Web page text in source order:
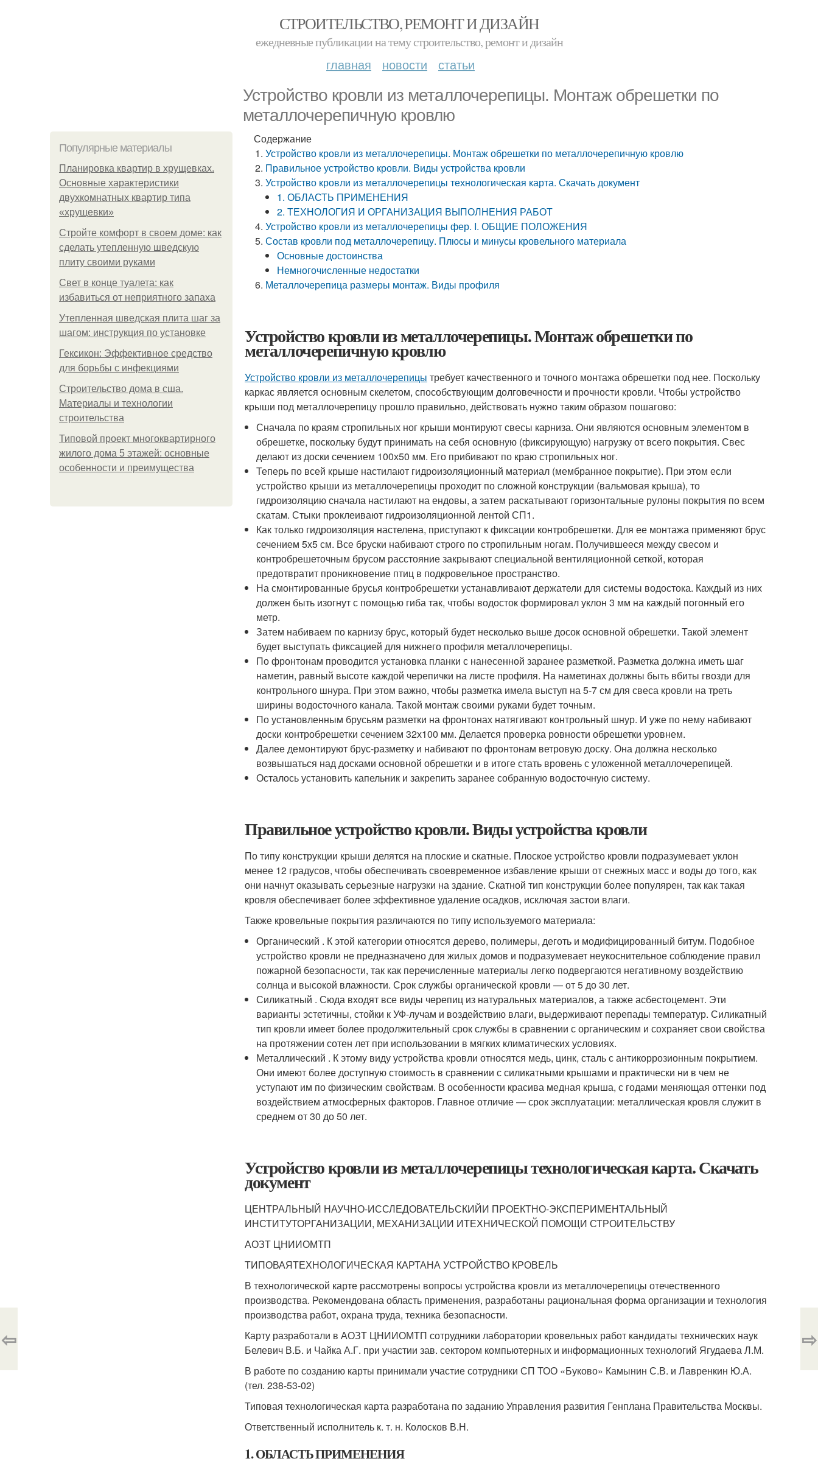
СТРОИТЕЛЬСТВО, РЕМОНТ И ДИЗАЙН
ежедневные публикации на тему строительство, ремонт и дизайн
главная новости статьи
Устройство кровли из металлочерепицы. Монтаж обрешетки по
металлочерепичную кровлю
Популярные материалы
Планировка квартир в хрущевках.
Основные характеристики
двухкомнатных квартир типа
«хрущевки»
Стройте комфорт в своем доме: как
сделать утепленную шведскую
плиту своими руками
Свет в конце туалета: как
избавиться от неприятного запаха
Утепленная шведская плита шаг за
шагом: инструкция по установке
Гексикон: Эффективное средство
для борьбы с инфекциями
Строительство дома в сша.
Материалы и технологии
строительства
Типовой проект многоквартирного
жилого дома 5 этажей: основные
особенности и преимущества
Содержание
Устройство кровли из металлочерепицы. Монтаж обрешетки по металлочерепичную кровлю
Правильное устройство кровли. Виды устройства кровли
Устройство кровли из металлочерепицы технологическая карта. Скачать документ
1. ОБЛАСТЬ ПРИМЕНЕНИЯ
2. ТЕХНОЛОГИЯ И ОРГАНИЗАЦИЯ ВЫПОЛНЕНИЯ РАБОТ
Устройство кровли из металлочерепицы фер. I. ОБЩИЕ ПОЛОЖЕНИЯ
Состав кровли под металлочерепицу. Плюсы и минусы кровельного материала
Основные достоинства
Немногочисленные недостатки
Металлочерепица размеры монтаж. Виды профиля
Устройство кровли из металлочерепицы. Монтаж обрешетки по
металлочерепичную кровлю
Устройство кровли из металлочерепицы требует качественного и точного монтажа обрешетки под нее. Поскольку
каркас является основным скелетом, способствующим долговечности и прочности кровли. Чтобы устройство
крыши под металлочерепицу прошло правильно, действовать нужно таким образом пошагово:
Сначала по краям стропильных ног крыши монтируют свесы карниза. Они являются основным элементом в
обрешетке, поскольку будут принимать на себя основную (фиксирующую) нагрузку от всего покрытия. Свес
делают из доски сечением 100х50 мм. Его прибивают по краю стропильных ног.
Теперь по всей крыше настилают гидроизоляционный материал (мембранное покрытие). При этом если
устройство крыши из металлочерепицы проходит по сложной конструкции (вальмовая крыша), то
гидроизоляцию сначала настилают на ендовы, а затем раскатывают горизонтальные рулоны покрытия по всем
скатам. Стыки проклеивают гидроизоляционной лентой СП1.
Как только гидроизоляция настелена, приступают к фиксации контробрешетки. Для ее монтажа применяют брус
сечением 5х5 см. Все бруски набивают строго по стропильным ногам. Получившееся между свесом и
контробрешеточным брусом расстояние закрывают специальной вентиляционной сеткой, которая
предотвратит проникновение птиц в подкровельное пространство.
На смонтированные брусья контробрешетки устанавливают держатели для системы водостока. Каждый из них
должен быть изогнут с помощью гиба так, чтобы водосток формировал уклон 3 мм на каждый погонный его
метр.
Затем набиваем по карнизу брус, который будет несколько выше досок основной обрешетки. Такой элемент
будет выступать фиксацией для нижнего профиля металлочерепицы.
По фронтонам проводится установка планки с нанесенной заранее разметкой. Разметка должна иметь шаг
наметин, равный высоте каждой черепички на листе профиля. На наметинах должны быть вбиты гвозди для
контрольного шнура. При этом важно, чтобы разметка имела выступ на 5-7 см для свеса кровли на треть
ширины водосточного канала. Такой монтаж своими руками будет точным.
По установленным брусьям разметки на фронтонах натягивают контрольный шнур. И уже по нему набивают
доски контробрешетки сечением 32х100 мм. Делается проверка ровности обрешетки уровнем.
Далее демонтируют брус-разметку и набивают по фронтонам ветровую доску. Она должна несколько
возвышаться над досками основной обрешетки и в итоге стать вровень с уложенной металлочерепицей.
Осталось установить капельник и закрепить заранее собранную водосточную систему.
Правильное устройство кровли. Виды устройства кровли
По типу конструкции крыши делятся на плоские и скатные. Плоское устройство кровли подразумевает уклон
менее 12 градусов, чтобы обеспечивать своевременное избавление крыши от снежных масс и воды до того, как
они начнут оказывать серьезные нагрузки на здание. Скатной тип конструкции более популярен, так как такая
кровля обеспечивает более эффективное удаление осадков, исключая застои влаги.
Также кровельные покрытия различаются по типу используемого материала:
Органический . К этой категории относятся дерево, полимеры, деготь и модифицированный битум. Подобное
устройство кровли не предназначено для жилых домов и подразумевает неукоснительное соблюдение правил
пожарной безопасности, так как перечисленные материалы легко подвергаются негативному воздействию
солнца и высокой влажности. Срок службы органической кровли — от 5 до 30 лет.
Силикатный . Сюда входят все виды черепиц из натуральных материалов, а также асбестоцемент. Эти
варианты эстетичны, стойки к УФ-лучам и воздействию влаги, выдерживают перепады температур. Силикатный
тип кровли имеет более продолжительный срок службы в сравнении с органическим и сохраняет свои свойства
на протяжении сотен лет при использовании в мягких климатических условиях.
Металлический . К этому виду устройства кровли относятся медь, цинк, сталь с антикоррозионным покрытием.
Они имеют более доступную стоимость в сравнении с силикатными крышами и практически ни в чем не
уступают им по физическим свойствам. В особенности красива медная крыша, с годами меняющая оттенки под
воздействием атмосферных факторов. Главное отличие — срок эксплуатации: металлическая кровля служит в
среднем от 30 до 50 лет.
Устройство кровли из металлочерепицы технологическая карта. Скачать
документ
ЦЕНТРАЛЬНЫЙ НАУЧНО-ИССЛЕДОВАТЕЛЬСКИЙИ ПРОЕКТНО-ЭКСПЕРИМЕНТАЛЬНЫЙ
ИНСТИТУТОРГАНИЗАЦИИ, МЕХАНИЗАЦИИ ИТЕХНИЧЕСКОЙ ПОМОЩИ СТРОИТЕЛЬСТВУ
АОЗТ ЦНИИОМТП
ТИПОВАЯТЕХНОЛОГИЧЕСКАЯ КАРТАНА УСТРОЙСТВО КРОВЕЛЬ
В технологической карте рассмотрены вопросы устройства кровли из металлочерепицы отечественного
производства. Рекомендована область применения, разработаны рациональная форма организации и технология
производства работ, охрана труда, техника безопасности.
Карту разработали в АОЗТ ЦНИИОМТП сотрудники лаборатории кровельных работ кандидаты технических наук
Белевич В.Б. и Чайка А.Г. при участии зав. сектором компьютерных и информационных технологий Ягудаева Л.М.
В работе по созданию карты принимали участие сотрудники СП ТОО «Буково» Камынин С.В. и Лавренкин Ю.А.
(тел. 238-53-02)
Типовая технологическая карта разработана по заданию Управления развития Генплана Правительства Москвы.
Ответственный исполнитель к. т. н. Колосков В.Н.
1. ОБЛАСТЬ ПРИМЕНЕНИЯ
⇦ ⇨